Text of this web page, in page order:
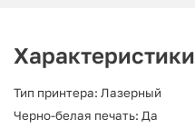
Характеристики
Тип принтера: Лазерный
Черно-белая печать: Да